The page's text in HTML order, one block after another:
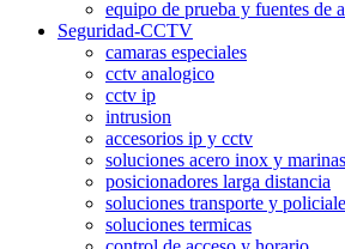
equipo de prueba y fuentes de
Seguridad-CCTV
camaras especiales
cctv analogico
cctv ip
intrusion
accesorios ip y cctv
soluciones acero inox y marinas
posicionadores larga distancia
soluciones transporte y
soluciones termicas